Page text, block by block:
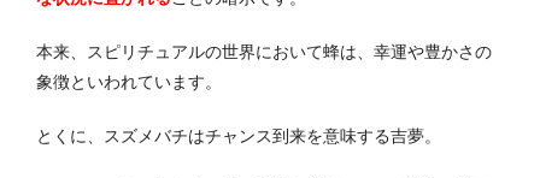
本来、スピリチュアルの世界において蜂は、幸運や豊かさの
象徴といわれています。
とくに、スズメバチはチャンス到来を意味する吉夢。